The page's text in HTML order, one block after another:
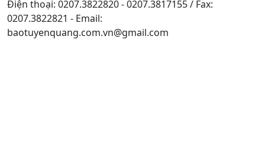
Điện thoại: 0207.3822820 - 0207.3817155 / Fax:
0207.3822821 - Email:
baotuyenquang.com.vn@gmail.com